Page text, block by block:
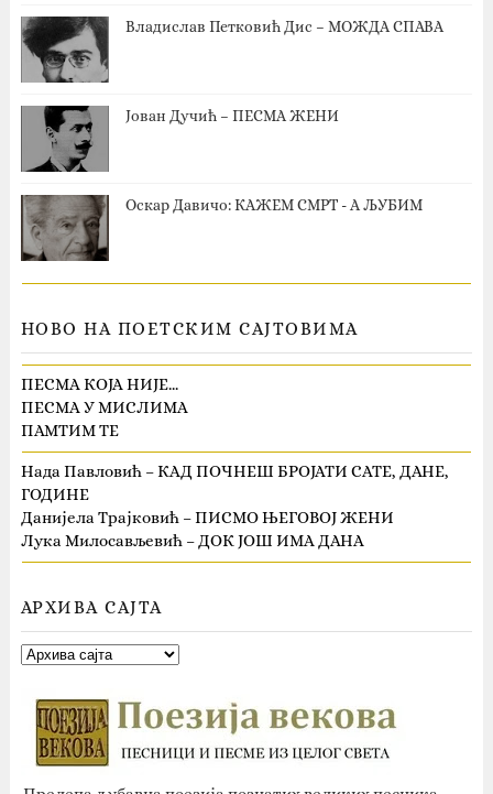
Владислав Петковић Дис – МОЖДА СПАВА
Јован Дучић – ПЕСМА ЖЕНИ
Оскар Давичо‎: КАЖЕМ СМРТ - А ЉУБИМ
НОВО НА ПОЕТСКИМ САЈТОВИМА
ПЕСМА КОЈА НИЈЕ…
ПЕСМА У МИСЛИМА
ПАМТИМ ТЕ
Нада Павловић – КАД ПОЧНЕШ БРОЈАТИ САТЕ, ДАНЕ,
ГОДИНЕ
Данијела Трајковић – ПИСМО ЊЕГОВОЈ ЖЕНИ
Лука Милосављевић – ДОК ЈОШ ИМА ДАНА
АРХИВА САЈТА